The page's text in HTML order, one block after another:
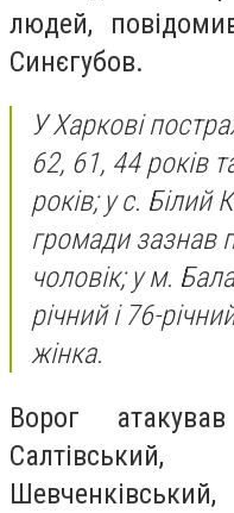
людей,
Синєгубов.
У Харкові
62, 61, 44 років
років; у с. Білий
громади зазнав
чоловік; у м.
річний і 76-
жінка.
Ворог